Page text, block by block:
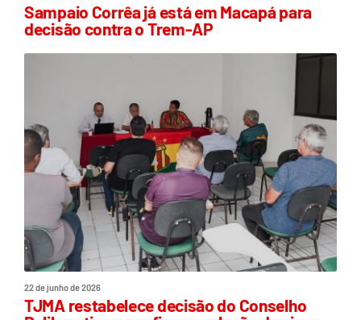
Sampaio Corrêa já está em Macapá para
decisão contra o Trem-AP
22 de junho de 2026
TJMA restabelece decisão do Conselho